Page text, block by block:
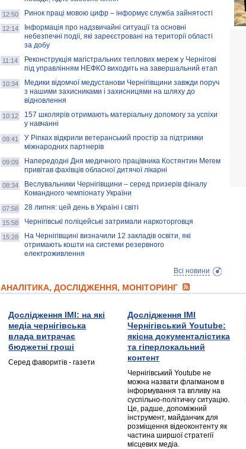
12:50 Ринок праці мовою цифр – інформує служба зайнятості
12:14
Інформація про надзвичайні ситуації та основні
небезпечні події, які зареєстровані на території області
за добу
11:14
Реконструкція магістральних теплових мереж у Чернігові
під управлінням НЕФКО виходить на завершальний етап
10:34
Медики відомчої медустанови Чернігівщини завжди поруч
з нашими захисниками і захисницями на шляху до
відновлення
10:12
157 школярів отримають матеріальну допомогу за успіхи
у навчанні
09:41
У Ріпках відкрили ветеранський простір за підтримки
міжнародних партнерів
09:09
Напередодні Дня медичного працівника Костянтин Мегем
привітав фахівців обласної дитячої лікарні
08:34
Веслувальники Чернігівщини – серед призерів фіналу
Командного чемпіонату України
07:58 28 липня: цей день в Україні і світі
15:58 Чернігівські поліцейські затримали наркоторговця
15:28
На Чернігівщині визначили 12 закладів освіти, які
отримають кошти на системи резервного
електроживлення
Всі новини
АНАЛІТИКА, ДОСЛІДЖЕННЯ, МОНІТОРИНГ
Дослідження ІМІ: на які
медіа чернігівська
влада витрачає
бюджетні гроші
Серед фаворитів - газети
Дослідження ІМІ
Чернігівський Youtube:
якісна документалістика
та гіперлокальний
контент
Чернігівський Youtube не
можна назвати флагманом в
інформування та впливу на
суспільно-політичну ситуацію.
Це, радше, допоміжний
інструмент, майданчик для
розміщення відеоконтенту як
частина ширшої стратегії
місцевих медіа.